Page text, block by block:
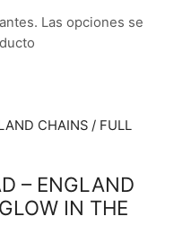
Las opciones se
– ENGLAND
IN THE